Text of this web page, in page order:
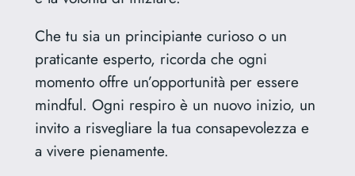
Che tu sia un principiante curioso o un
praticante esperto, ricorda che ogni
momento offre un’opportunità per essere
mindful. Ogni respiro è un nuovo inizio, un
invito a risvegliare la tua consapevolezza e
a vivere pienamente.